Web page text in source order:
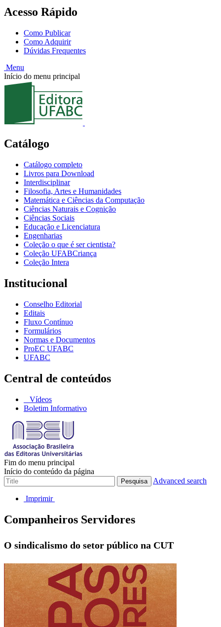
Acesso Rápido
Como Publicar
Como Adquirir
Dúvidas Frequentes
Menu
Início do menu principal
Catálogo
Catálogo completo
Livros para Download
Interdisciplinar
Filosofia, Artes e Humanidades
Matemática e Ciências da Computação
Ciências Naturais e Cognição
Ciências Sociais
Educação e Licenciatura
Engenharias
Coleção o que é ser cientista?
Coleção UFABCriança
Coleção Intera
Institucional
Conselho Editorial
Editais
Fluxo Contínuo
Formulários
Normas e Documentos
ProEC UFABC
UFABC
Central de conteúdos
Vídeos
Boletim Informativo
Fim do menu principal
Início do conteúdo da página
Pesquisa Advanced search
Imprimir
Companheiros Servidores
O sindicalismo do setor público na CUT